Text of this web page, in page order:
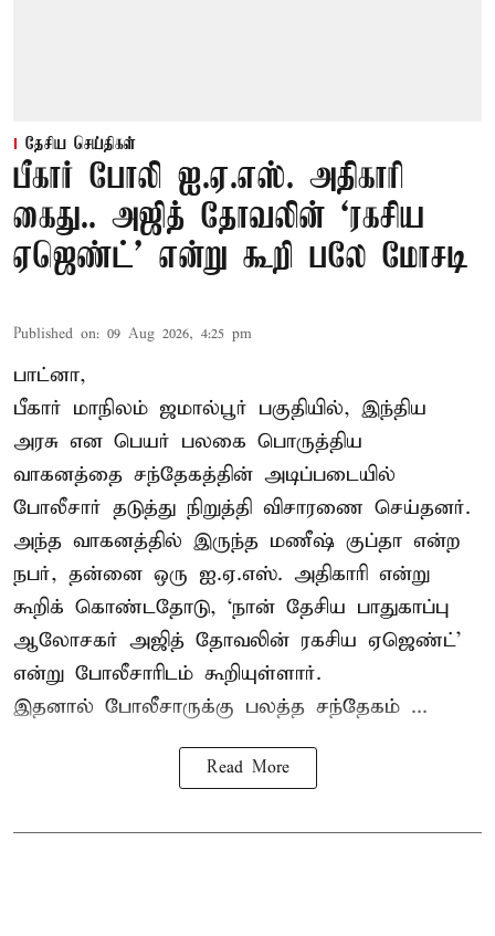
தேசிய செய்திகள்
பீகார் போலி ஐ.ஏ.எஸ். அதிகாரி
கைது.. அஜித் தோவலின் ‘ரகசிய
ஏஜெண்ட்’ என்று கூறி பலே மோசடி
Published on: 09 Aug 2026, 4:25 pm
பாட்னா,
பீகார் மாநிலம் ஜமால்பூர் பகுதியில், இந்திய
அரசு என பெயர் பலகை பொருத்திய
வாகனத்தை சந்தேகத்தின் அடிப்படையில்
போலீசார் தடுத்து நிறுத்தி விசாரணை செய்தனர்.
அந்த வாகனத்தில் இருந்த மணீஷ் குப்தா என்ற
நபர், தன்னை ஒரு ஐ.ஏ.எஸ். அதிகாரி என்று
கூறிக் கொண்டதோடு, ‘நான் தேசிய பாதுகாப்பு
ஆலோசகர் அஜித் தோவலின் ரகசிய ஏஜெண்ட்’
என்று போலீசாரிடம் கூறியுள்ளார்.
இதனால் போலீசாருக்கு பலத்த சந்தேகம் ...
Read More